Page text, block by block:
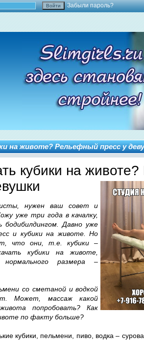
Забыли пароль?
на животе? Рельефный пресс у
кубики на
нужен ваш совет и
уже три года в качалку,
бодибилдингом. Давно уже
и кубики на животе. Но
что они, т.е. кубики –
кубики на животе,
размера –
со сметаной и водкой
Может, массаж какой
попробовать? Как
по факту больше?
кубики, пельмени, пиво, водка –